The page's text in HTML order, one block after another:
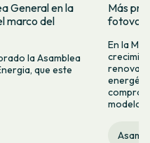
General en la
marco del
la Asamblea
que este
Más
En la
modelo